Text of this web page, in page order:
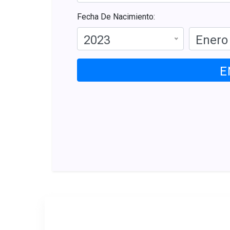
Fecha De Nacimiento:
2023 Enero